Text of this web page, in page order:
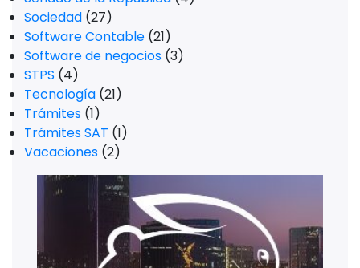
Sociedad (27)
Software Contable (21)
Software de negocios (3)
STPS (4)
Tecnología (21)
Trámites (1)
Trámites SAT (1)
Vacaciones (2)